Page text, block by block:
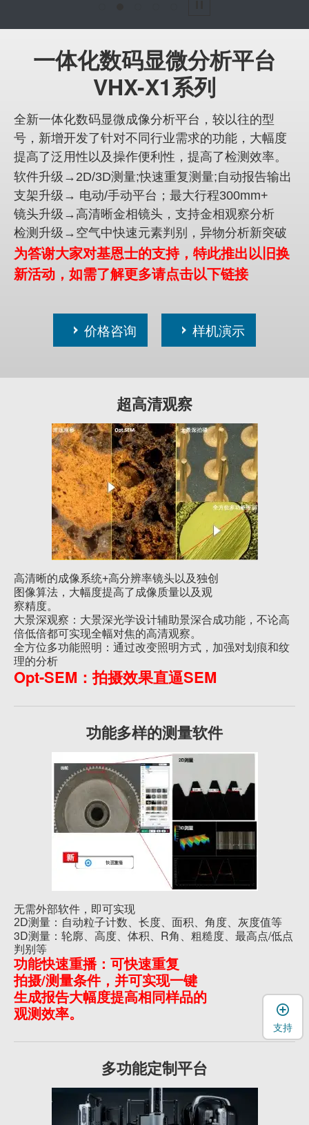
一体化数码显微分析平台
VHX-X1系列
全新一体化数码显微成像分析平台，较以往的型
号，新增开发了针对不同行业需求的功能，大幅度
提高了泛用性以及操作便利性，提高了检测效率。
软件升级→2D/3D测量;快速重复测量;自动报告输出
支架升级→ 电动/手动平台；最大行程300mm+
镜头升级→高清晰金相镜头，支持金相观察分析
检测升级→空气中快速元素判别，异物分析新突破
为答谢大家对基恩士的支持，特此推出以旧换
新活动，如需了解更多请点击以下链接
价格咨询 样机演示
超高清观察
高清晰的成像系统+高分辨率镜头以及独创
图像算法，大幅度提高了成像质量以及观
察精度。
大景深观察：大景深光学设计辅助景深合成功能，不论高
倍低倍都可实现全幅对焦的高清观察。
全方位多功能照明：通过改变照明方式，加强对划痕和纹
理的分析
Opt-SEM：拍摄效果直逼SEM
功能多样的测量软件
无需外部软件，即可实现
2D测量：自动粒子计数、长度、面积、角度、灰度值等
3D测量：轮廓、高度、体积、R角、粗糙度、最高点/低点
判别等
功能快速重播：可快速重复
拍摄/测量条件，并可实现一键
生成报告大幅度提高相同样品的
观测效率。
多功能定制平台
支持